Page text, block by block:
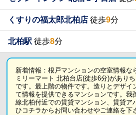
くすりの福太郎北柏店 徒歩9分
北柏駅 徒歩8分
新着情報：根戸マンションの空室情報な
ミリーマート 北柏台店(徒歩6分)があり
です。最上階の物件です。造りとデザイ
て情報を提供できるマンションです。我
線北柏付近での賃貸マンション、賃貸ア
ひコチラからお問い合わせやご連絡を下